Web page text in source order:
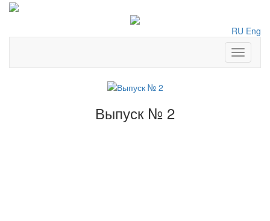
RU Eng
Toggle
Выпуск № 2